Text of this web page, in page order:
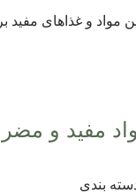
مواد و غذاهای مفید
مفید و
بندی